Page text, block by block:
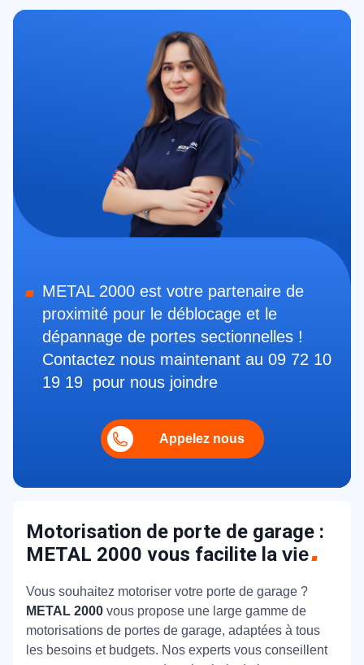
METAL 2000 est votre partenaire de
proximité pour le déblocage et le
dépannage de portes sectionnelles !
Contactez nous maintenant au 09 72 10
19 19 pour nous joindre
Appelez nous
Motorisation de porte de garage :
METAL 2000 vous facilite la vie
Vous souhaitez motoriser votre porte de garage ?
METAL 2000 vous propose une large gamme de
motorisations de portes de garage, adaptées à tous
les besoins et budgets. Nos experts vous conseillent